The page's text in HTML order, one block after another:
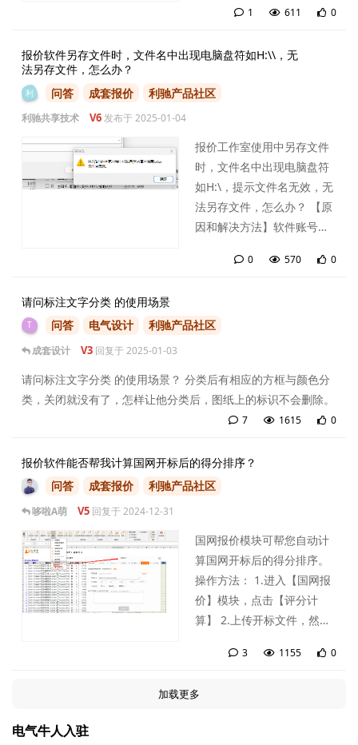
1 611 0
报价软件另存文件时，文件名中出现电脑盘符如H:\\，无
法另存文件，怎么办？
利 问答 成套报价 利驰产品社区
利驰共享技术 V6发布于2025-01-04
报价工作室使用中另存文件
时，文件名中出现电脑盘符
如H:\，提示文件名无效，无
法另存文件，怎么办？ 【原
因和解决方法】软件账号之
在那个电脑上边默认的报价
动一下文件存储位置重启就
0 570 0
请问标注文字分类 的使用场景
T 问答 电气设计 利驰产品社区
成套设计 V3 回复于2025-01-03
请问标注文字分类 的使用场景？ 分类后有相应的方框与颜色分
类，关闭就没有了，怎样让他分类后，图纸上的标识不会删除。
7 1615 0
报价软件能否帮我计算国网开标后的得分排序？
问答
成套报价 利驰产品社区
哆啦A萌 V5 回复于2024-12-31
国网报价模块可帮您自动计
算国网开标后的得分排序。
操作方法： 1.进入【国网报
价】模块，点击【评分计
算】 2.上传开标文件，然后
可。 3.您也可以仅计算某几
3 1155 0
加载更多
电气牛人入驻